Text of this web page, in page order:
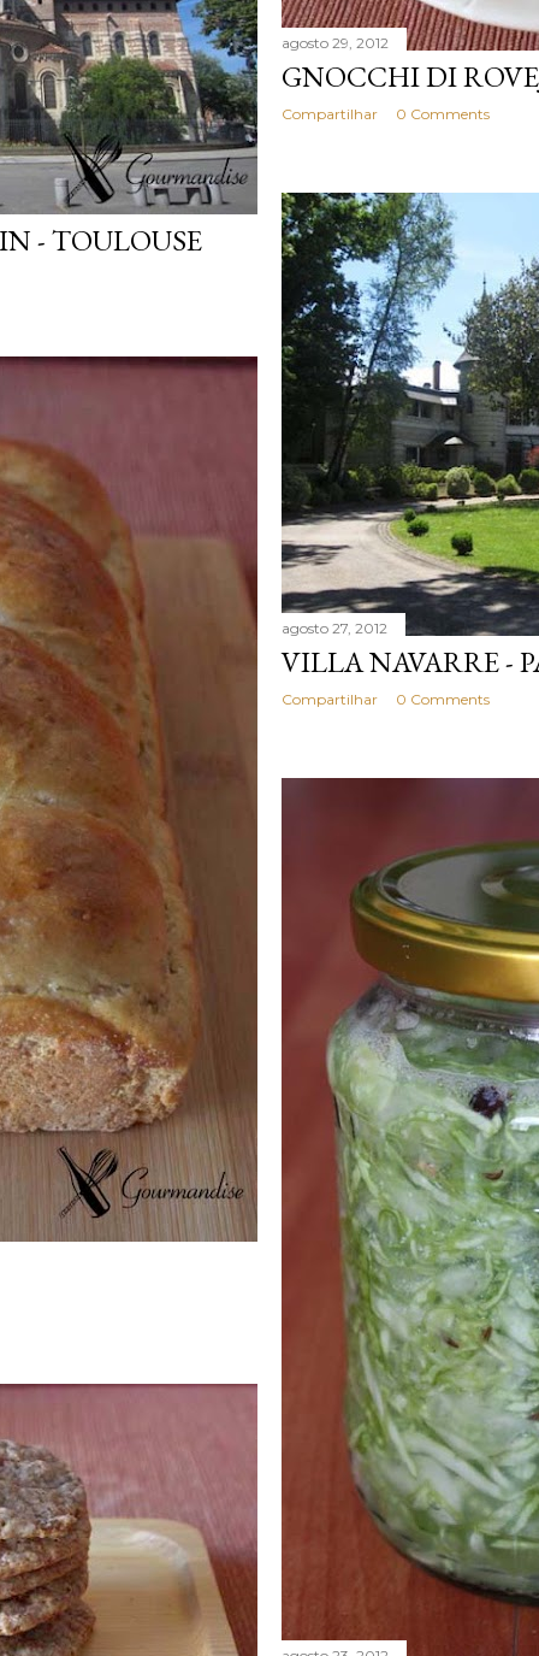
agosto 29, 2012
GNOCCHI DI
Compartilhar 0 Comments
- TOULOUSE
agosto 27, 2012
VILLA NAVARRE -
Compartilhar 0 Comments